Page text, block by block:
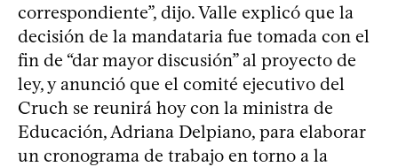
correspondiente”, dijo. Valle explicó que la
decisión de la mandataria fue tomada con el
fin de “dar mayor discusión” al proyecto de
ley, y anunció que el comité ejecutivo del
Cruch se reunirá hoy con la ministra de
Educación, Adriana Delpiano, para elaborar
un cronograma de trabajo en torno a la